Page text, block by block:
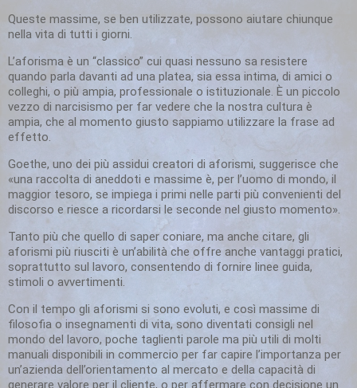
Queste massime, se ben utilizzate, possono aiutare chiunque
nella vita di tutti i giorni.
L’aforisma è un “classico” cui quasi nessuno sa resistere
quando parla davanti ad una platea, sia essa intima, di amici o
colleghi, o più ampia, professionale o istituzionale. È un piccolo
vezzo di narcisismo per far vedere che la nostra cultura è
ampia, che al momento giusto sappiamo utilizzare la frase ad
effetto.
Goethe, uno dei più assidui creatori di aforismi, suggerisce che
«una raccolta di aneddoti e massime è, per l’uomo di mondo, il
maggior tesoro, se impiega i primi nelle parti più convenienti del
discorso e riesce a ricordarsi le seconde nel giusto momento».
Tanto più che quello di saper coniare, ma anche citare, gli
aforismi più riusciti è un’abilità che offre anche vantaggi pratici,
soprattutto sul lavoro, consentendo di fornire linee guida,
stimoli o avvertimenti.
Con il tempo gli aforismi si sono evoluti, e così massime di
filosofia o insegnamenti di vita, sono diventati consigli nel
mondo del lavoro, poche taglienti parole ma più utili di molti
manuali disponibili in commercio per far capire l’importanza per
un’azienda dell’orientamento al mercato e della capacità di
generare valore per il cliente, o per affermare con decisione un